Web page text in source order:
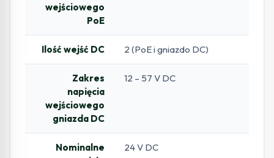
wejściowego
PoE
Ilość wejść DC 2 (PoE i gniazdo DC)
Zakres
napięcia
wejściowego
gniazda DC
12 – 57 V DC
Nominalne
24 V DC